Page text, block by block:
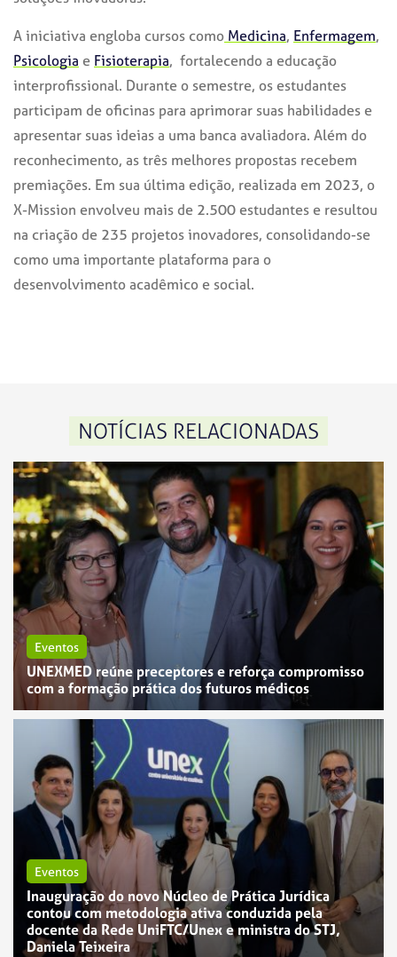
A iniciativa engloba cursos como Medicina, Enfermagem,
Psicologia e Fisioterapia, fortalecendo a educação
interprofissional. Durante o semestre, os estudantes
participam de oficinas para aprimorar suas habilidades e
apresentar suas ideias a uma banca avaliadora. Além do
reconhecimento, as três melhores propostas recebem
premiações. Em sua última edição, realizada em 2023, o
X-Mission envolveu mais de 2.500 estudantes e resultou
na criação de 235 projetos inovadores, consolidando-se
como uma importante plataforma para o
desenvolvimento acadêmico e social.
NOTÍCIAS RELACIONADAS
Eventos
UNEXMED reúne preceptores e reforça compromisso
com a formação prática dos futuros médicos
Eventos
Inauguração do novo Núcleo de Prática Jurídica
contou com metodologia ativa conduzida pela
docente da Rede UniFTC/Unex e ministra do STJ,
Daniela Teixeira